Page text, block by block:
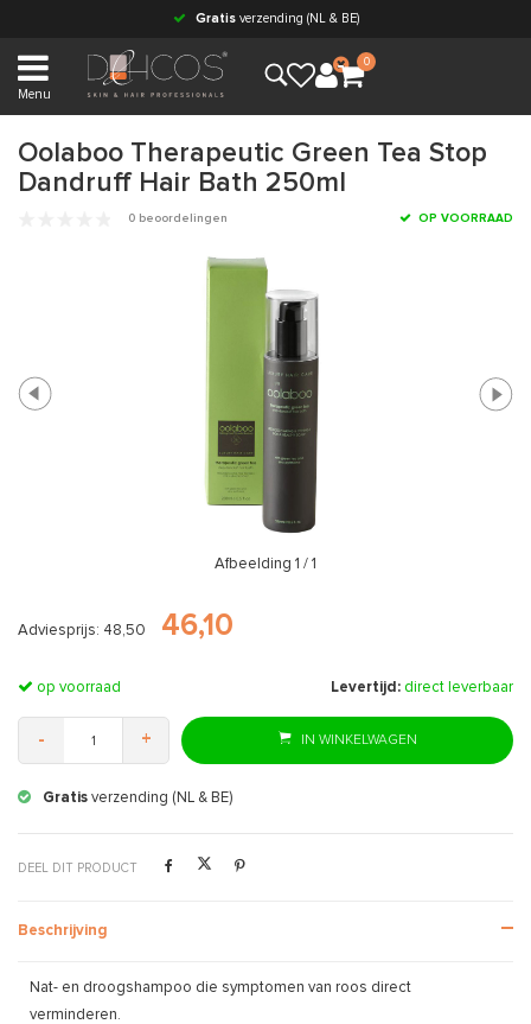
Gratisverzending (NL & BE)
Menu
0
Oolaboo Therapeutic Green Tea Stop
Dandruff Hair Bath 250ml
0 beoordelingen OP VOORRAAD
Afbeelding 1 / 1
Adviesprijs: 48,50 46,10
op voorraad Levertijd: direct leverbaar
- + IN WINKELWAGEN
Gratis verzending (NL & BE)
DEEL DIT PRODUCT
Beschrijving
Nat- en droogshampoo die symptomen van roos direct
verminderen.